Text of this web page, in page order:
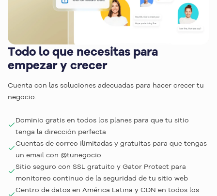
Todo lo que necesitas para
empezar y crecer
Cuenta con las soluciones adecuadas para hacer crecer tu
negocio.
Dominio gratis en todos los planes para que tu sitio
tenga la dirección perfecta
Cuentas de correo ilimitadas y gratuitas para que tengas
un email con @tunegocio
Sitio seguro con SSL gratuito y Gator Protect para
monitoreo continuo de la seguridad de tu sitio web
Centro de datos en América Latina y CDN en todos los